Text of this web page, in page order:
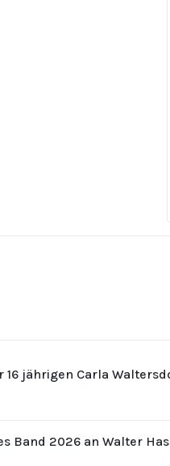
jährigen Carla
Band 2026 an Walter